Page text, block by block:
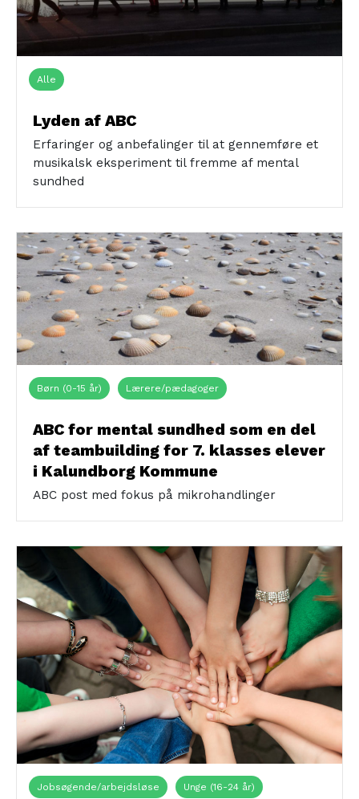
Alle
Lyden af ABC
Erfaringer og anbefalinger til at gennemføre et
musikalsk eksperiment til fremme af mental
sundhed
Børn (0-15 år) Lærere/pædagoger
ABC for mental sundhed som en del
af teambuilding for 7. klasses elever
i Kalundborg Kommune
ABC post med fokus på mikrohandlinger
Jobsøgende/arbejdsløse Unge (16-24 år)